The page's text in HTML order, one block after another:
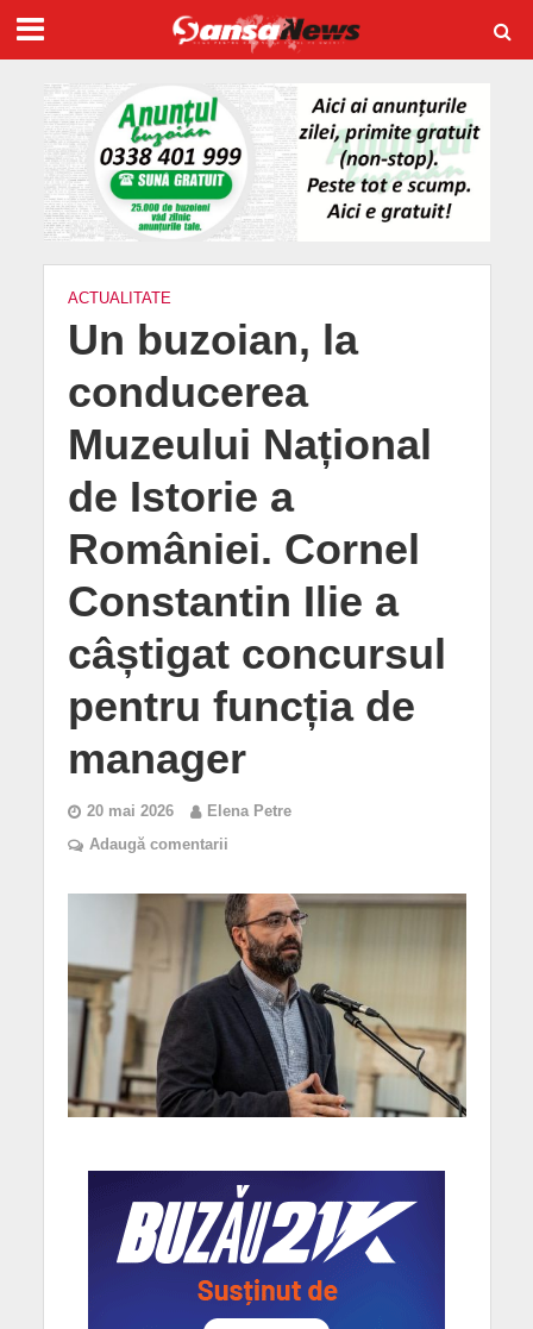
ACTUALITATE
Un buzoian, la
conducerea
Muzeului Național
de Istorie a
României. Cornel
Constantin Ilie a
câștigat concursul
pentru funcția de
manager
20 mai 2026
Elena Petre
Adaugă comentarii